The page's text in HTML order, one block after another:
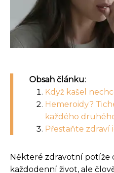
Obsah článku:
Když kašel
Hemeroidy?
každého
Přestaňte zdraví
Některé zdravotní potíže
každodenní život, ale